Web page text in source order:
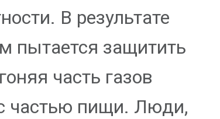
В результате
пытается защитить
часть газов
частью пищи. Люди,